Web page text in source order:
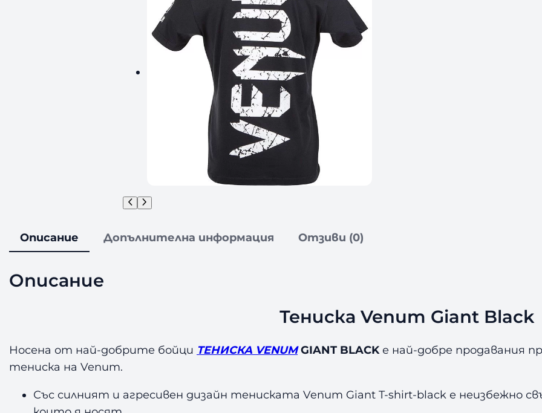
Описание Допълнителна информация Отзиви (0)
Описание
Тениска Venum Giant Black
Носена от най-добрите бойци ТЕНИСКА VENUMGIANT BLACKе най-добре продавания
тениска на Venum.
Със силният и агресивен дизайн тениската Venum Giant T-shirt-black е неизбежно